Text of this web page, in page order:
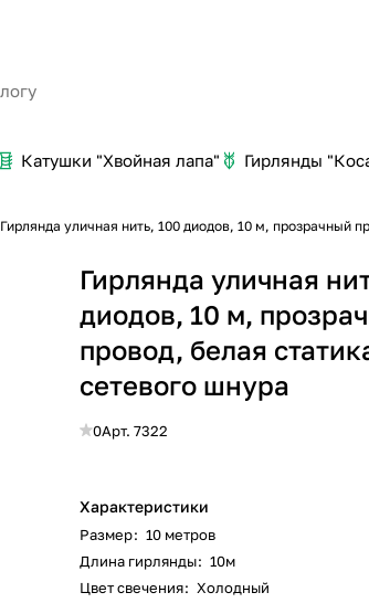
Катушки "Хвойная лапа" Гирлянды
Гирлянда уличная нить, 100 диодов, 10 м, прозрачный
Гирлянда уличная
диодов, 10 м,
провод, белая
сетевого шнура
0Арт.7322
Характеристики
Размер: 10 метров
Длина гирлянды: 10м
Цвет свечения: Холодный